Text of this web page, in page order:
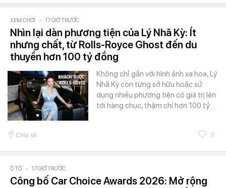
XEM CHƠI - 17 GIỜ TRƯỚC
Nhìn lại dàn phương tiện của Lý Nhã Kỳ: Ít
nhưng chất, từ Rolls-Royce Ghost đến du
thuyền hơn 100 tỷ đồng
Không chỉ gắn với hình ảnh xa hoa, Lý
Nhã Kỳ còn từng sở hữu hoặc sử
dụng nhiều phương tiện có giá trị lên
tới hàng chục, thậm chí hơn 100 tỷ…
Chia sẻ 0
Ô TÔ - 17 GIỜ TRƯỚC
Công bố Car Choice Awards 2026: Mở rộng